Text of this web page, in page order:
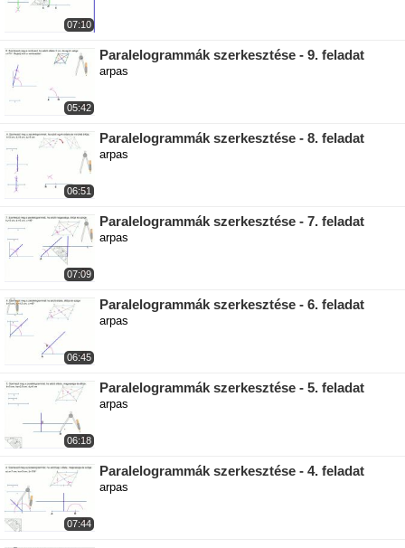
07:10
05:42
Paralelogrammák szerkesztése - 9. feladat
arpas
06:51
Paralelogrammák szerkesztése - 8. feladat
arpas
07:09
Paralelogrammák szerkesztése - 7. feladat
arpas
06:45
Paralelogrammák szerkesztése - 6. feladat
arpas
06:18
Paralelogrammák szerkesztése - 5. feladat
arpas
07:44
Paralelogrammák szerkesztése - 4. feladat
arpas